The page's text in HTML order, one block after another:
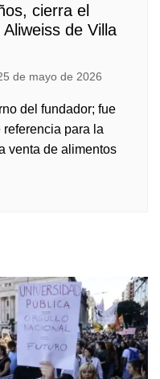
cierra el
de Villa
de mayo de 2026
del fundador; fue
para la
venta de alimentos